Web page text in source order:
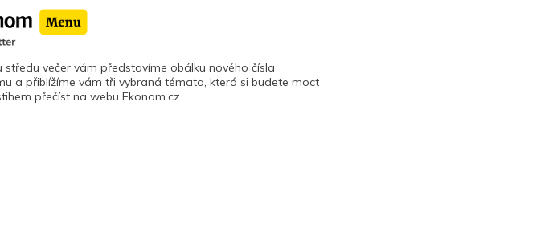
středu večer vám představíme obálku nového čísla
a přiblížíme vám tři vybraná témata, která si budete moct
přečíst na webu Ekonom.cz.